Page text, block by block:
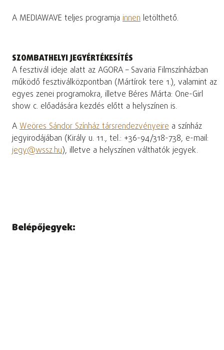
A MEDIAWAVE teljes programja innen letölthető.
SZOMBATHELYI JEGYÉRTÉKESÍTÉS
A fesztivál ideje alatt az AGORA – Savaria Filmszínházban
működő fesztiválközpontban (Mártírok tere 1.), valamint az
egyes zenei programokra, illetve Béres Márta: One-Girl
show c. előadására kezdés előtt a helyszínen is.
A Weöres Sándor Színház társrendezvényeire a színház
jegyirodájában (Király u. 11., tel.: +36-94/318-738, e-mail:
jegy@wssz.hu), illetve a helyszínen válthatók jegyek.
Belépőjegyek: